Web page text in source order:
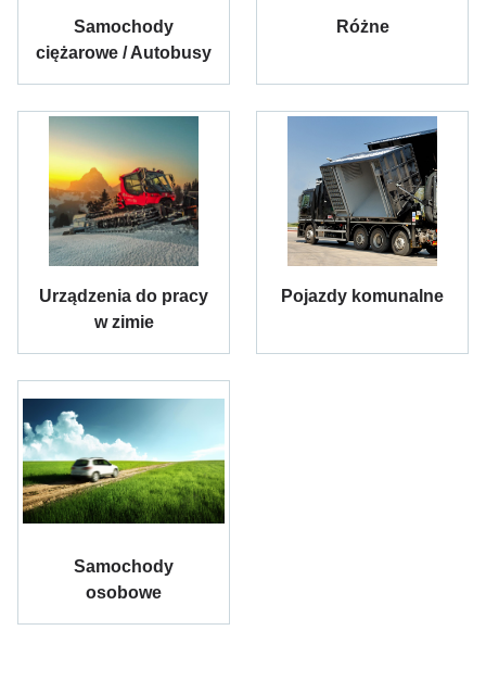
Samochody
ciężarowe / Autobusy
Różne
Urządzenia do pracy
w zimie
Pojazdy komunalne
Samochody
osobowe